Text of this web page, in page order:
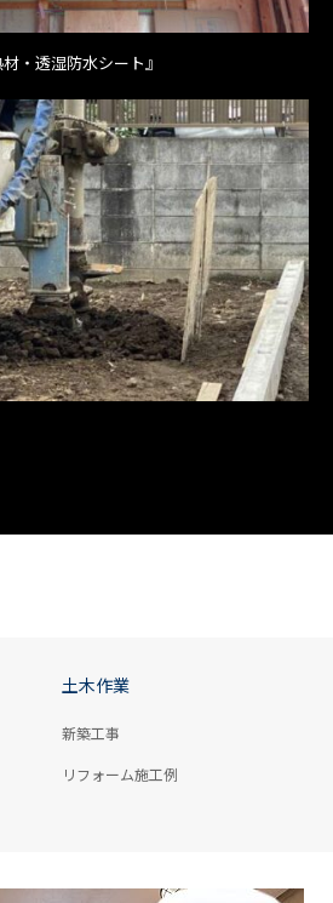
・透湿防水シート』
土木作業
新築工事
リフォーム施工例